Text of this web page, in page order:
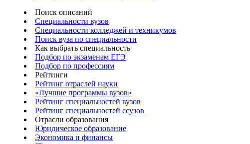
Поиск описаний
Специальности вузов
Специальности колледжей и техникумов
Поиск вуза по специальности
Как выбрать специальность
Подбор по экзаменам ЕГЭ
Подбор по профессиям
Рейтинги
Рейтинг отраслей науки
«Лучшие программы вузов»
Рейтинг специальностей вузов
Рейтинг специальностей ссузов
Отрасли образования
Юридическое образование
Экономика и финансы